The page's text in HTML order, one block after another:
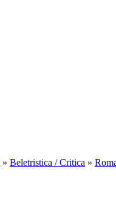
» Beletristica / Critica »